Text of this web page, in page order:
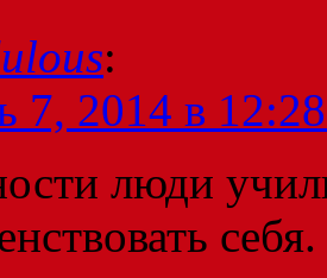
:
7, 2014 в
люди